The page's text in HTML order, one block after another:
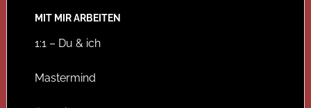
MIT MIR ARBEITEN
1:1 – Du & ich
Mastermind